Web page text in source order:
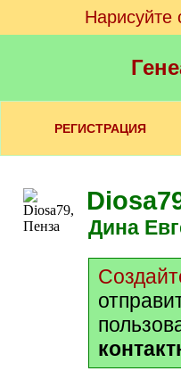
Нарисуйте
РЕГИСТРАЦИЯ
Дина